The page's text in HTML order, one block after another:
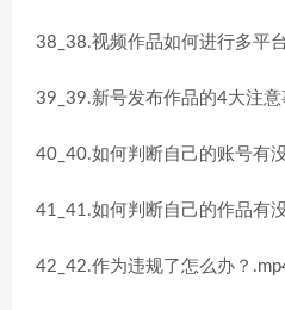
38_38.视频作品如何进行多平
39_39.新号发布作品的4大注意
40_40.如何判断自己的账号有
41_41.如何判断自己的作品有
42_42.作为违规了怎么办？